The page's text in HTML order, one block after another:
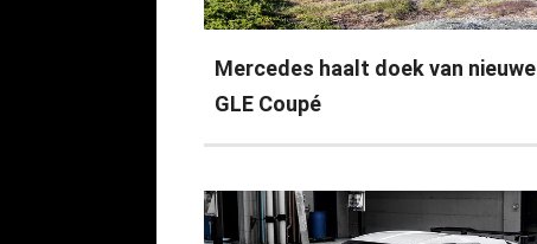
Mercedes haalt doek van nieuwe
GLE Coupé